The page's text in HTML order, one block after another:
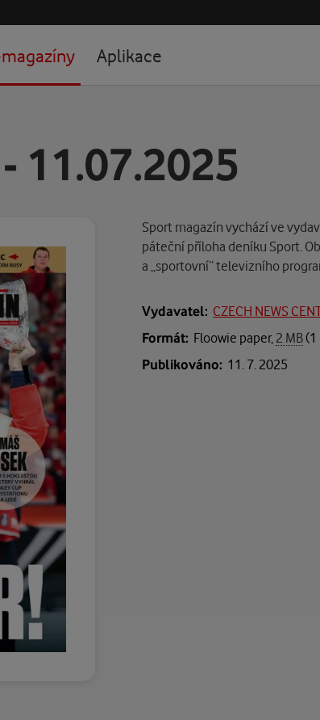
magazíny Aplikace
11.07.2025
Sport magazín vychází ve
páteční příloha deníku Sport.
a „sportovní“ televizního
Vydavatel: CZECH NEWS
Formát: Floowie paper, 2 MB(1
Publikováno: 11. 7. 2025